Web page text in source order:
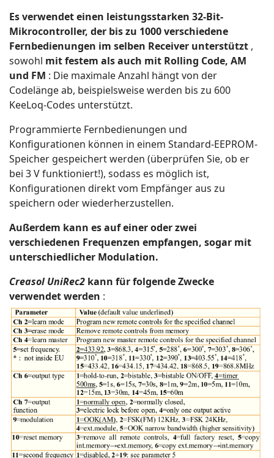
Es verwendet einen leistungsstarken 32-Bit-
Mikrocontroller, der bis zu 1000 verschiedene
Fernbedienungen im selben Receiver unterstützt ,
sowohl mit festem als auch mit Rolling Code, AM
und FM : Die maximale Anzahl hängt von der
Codelänge ab, beispielsweise werden bis zu 600
KeeLoq-Codes unterstützt.
Programmierte Fernbedienungen und
Konfigurationen können in einem Standard-EEPROM-
Speicher gespeichert werden (überprüfen Sie, ob er
bei 3 V funktioniert!), sodass es möglich ist,
Konfigurationen direkt vom Empfänger aus zu
speichern oder wiederherzustellen.
Außerdem kann es auf einer oder zwei
verschiedenen Frequenzen empfangen, sogar mit
unterschiedlicher Modulation.
Creasol UniRec2 kann für folgende Zwecke
verwendet werden :